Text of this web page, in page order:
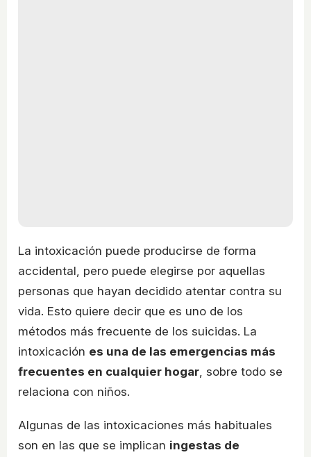
La intoxicación puede producirse de forma
accidental, pero puede elegirse por aquellas
personas que hayan decidido atentar contra su
vida. Esto quiere decir que es uno de los
métodos más frecuente de los suicidas. La
intoxicación es una de las emergencias más
frecuentes en cualquier hogar , sobre todo se
relaciona con niños.
Algunas de las intoxicaciones más habituales
son en las que se implican ingestas de